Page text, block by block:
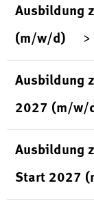
Ausbildung
(m/w/d)
Ausbildung
2027 (m/w/
Ausbildung
Start 2027